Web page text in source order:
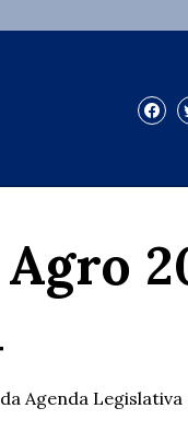
Agenda Legislativa